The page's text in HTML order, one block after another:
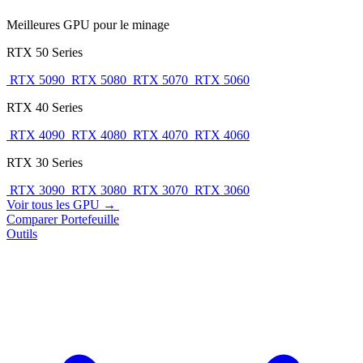
Meilleures GPU pour le minage
RTX 50 Series
RTX 5090 RTX 5080 RTX 5070 RTX 5060
RTX 40 Series
RTX 4090 RTX 4080 RTX 4070 RTX 4060
RTX 30 Series
RTX 3090 RTX 3080 RTX 3070 RTX 3060
Voir tous les GPU →
ComparerPortefeuille
Outils